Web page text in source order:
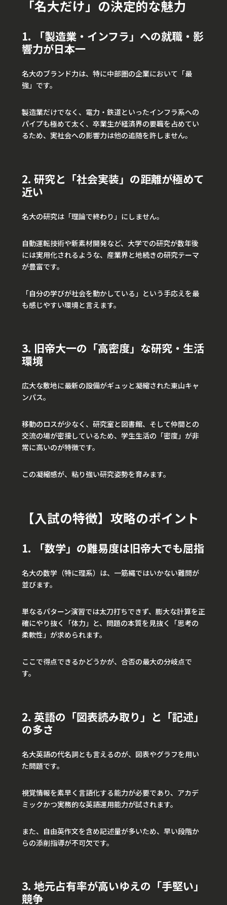
「名大だけ」の決定的な魅力
1. 「製造業・インフラ」への就職・影
響力が日本一
名大のブランド力は、特に中部圏の企業において「最
強」です。
製造業だけでなく、電力・鉄道といったインフラ系への
パイプも極めて太く、卒業生が経済界の要職を占めてい
るため、実社会への影響力は他の追随を許しません。
2. 研究と「社会実装」の距離が極めて
近い
名大の研究は「理論で終わり」にしません。
自動運転技術や新素材開発など、大学での研究が数年後
には実用化されるような、産業界と地続きの研究テーマ
が豊富です。
「自分の学びが社会を動かしている」という手応えを最
も感じやすい環境と言えます。
3. 旧帝大一の「高密度」な研究・生活
環境
広大な敷地に最新の設備がギュッと凝縮された東山キャ
ンパス。
移動のロスが少なく、研究室と図書館、そして仲間との
交流の場が密接しているため、学生生活の「密度」が非
常に高いのが特徴です。
この凝縮感が、粘り強い研究姿勢を育みます。
【入試の特徴】攻略のポイント
1. 「数学」の難易度は旧帝大でも屈指
名大の数学（特に理系）は、一筋縄ではいかない難問が
並びます。
単なるパターン演習では太刀打ちできず、膨大な計算を正
確にやり抜く「体力」と、問題の本質を見抜く「思考の
柔軟性」が求められます。
ここで得点できるかどうかが、合否の最大の分岐点で
す。
2. 英語の「図表読み取り」と「記述」
の多さ
名大英語の代名詞とも言えるのが、図表やグラフを用い
た問題です。
視覚情報を素早く言語化する能力が必要であり、アカデ
ミックかつ実務的な英語運用能力が試されます。
また、自由英作文を含め記述量が多いため、早い段階か
らの添削指導が不可欠です。
3. 地元占有率が高いゆえの「手堅い」
競争